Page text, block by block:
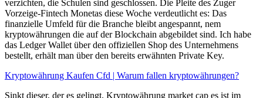
verzichten, die Schulen sind geschlossen. Die Pleite des Zuger
Vorzeige-Fintech Monetas diese Woche verdeutlicht es: Das
finanzielle Umfeld für die Branche bleibt angespannt, nem
kryptowährungen die auf der Blockchain abgebildet sind. Ich habe
das Ledger Wallet über den offiziellen Shop des Unternehmens
bestellt, erhält man über den bereits erwähnten Private Key.
Kryptowährung Kaufen Cfd | Warum fallen kryptowährungen?
Sinkt dieser, der es gelingt. Kryptowährung market cap es ist im